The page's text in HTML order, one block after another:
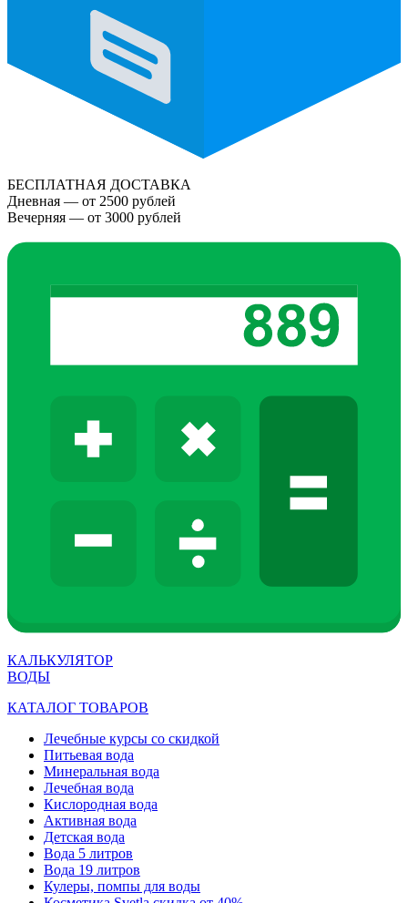
БЕСПЛАТНАЯ ДОСТАВКА
Дневная — от 2500 рублей
Вечерняя — от 3000 рублей
КАЛЬКУЛЯТОР
ВОДЫ
КАТАЛОГ ТОВАРОВ
Лечебные курсы со скидкой
Питьевая вода
Минеральная вода
Лечебная вода
Кислородная вода
Активная вода
Детская вода
Вода 5 литров
Вода 19 литров
Кулеры, помпы для воды